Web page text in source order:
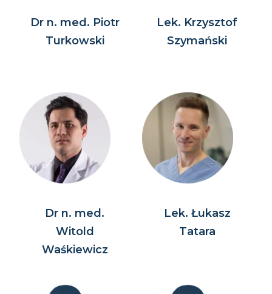
Dr n. med. Piotr
Turkowski
Lek. Krzysztof
Szymański
Dr n. med.
Witold
Waśkiewicz
Lek. Łukasz
Tatara